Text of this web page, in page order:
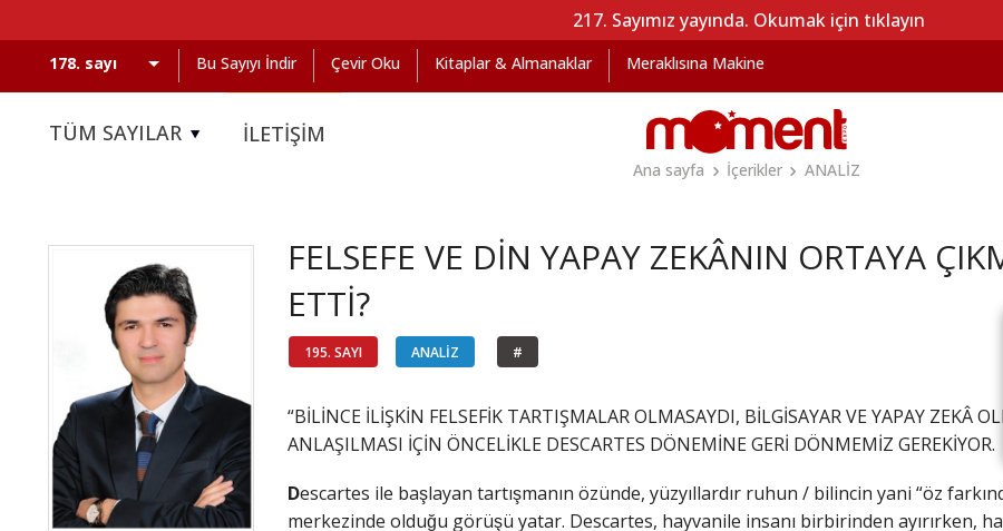
217. Sayımız yayında. Okumak için tıklayın
Bu Sayıyı İndir Çevir Oku Kitaplar & Almanaklar Meraklısına Makine
TÜM SAYILAR İLETİŞİM
Ana sayfa
İçerikler ANALİZ
FELSEFE VE DİN YAPAY ZEKÂNIN ORTAYA
ETTİ?
195. SAYI ANALİZ #
“BİLİNCE İLİŞKİN FELSEFİK TARTIŞMALAR OLMASAYDI, BİLGİSAYAR VE YAPAY ZEKÂ
ANLAŞILMASI İÇİN ÖNCELİKLE DESCARTES DÖNEMİNE GERİ DÖNMEMİZ GEREKİYOR.
Descartes ile başlayan tartışmanın özünde, yüzyıllardır ruhun / bilincin yani “öz
merkezinde olduğu görüşü yatar. Descartes, hayvanile insanı birbirinden ayırırken,